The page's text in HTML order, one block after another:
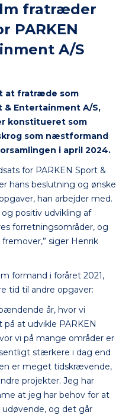
fratræder
PARKEN
A/S
at fratræde som
& Entertainment A/S,
konstitueret som
som næstformand
i april 2024.
for PARKEN Sport &
hans beslutning og ønske
han arbejder med.
positiv udvikling af
forretningsområder, og
siger Henrik
formand i foråret 2021,
tid til andre opgaver:
år, hvor vi
at udvikle PARKEN
vi på mange områder er
stærkere i dag end
er meget tidskrævende,
projekter. Jeg har
at jeg har behov for at
og det går